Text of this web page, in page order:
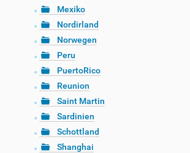
Mexiko
Nordirland
Norwegen
Peru
PuertoRico
Reunion
Saint Martin
Sardinien
Schottland
Shanghai